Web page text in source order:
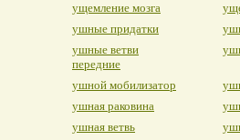
ущемление мозга
ушные придатки
ушные ветви
передние
ушной мобилизатор
ушная раковина
ушная ветвь